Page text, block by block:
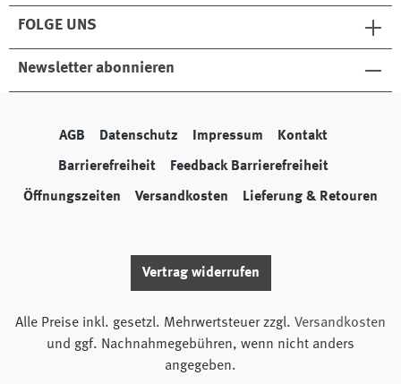
FOLGE UNS
Newsletter abonnieren
AGB Datenschutz Impressum Kontakt
Barrierefreiheit Feedback Barrierefreiheit
Öffnungszeiten Versandkosten Lieferung & Retouren
Vertrag widerrufen
Alle Preise inkl. gesetzl. Mehrwertsteuer zzgl. Versandkosten
und ggf. Nachnahmegebühren, wenn nicht anders
angegeben.